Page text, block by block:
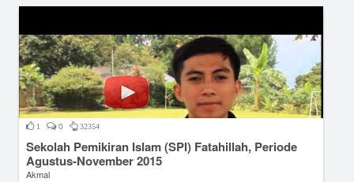
1 0 32354
Sekolah Pemikiran Islam (SPI) Fatahillah, Periode
Agustus-November 2015
Akmal